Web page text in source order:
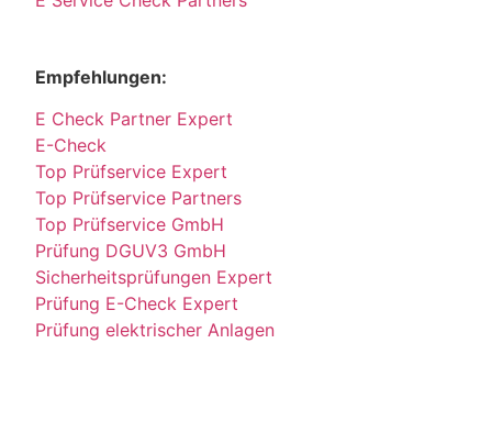
Empfehlungen:
E Check Partner Expert
E-Check
Top Prüfservice Expert
Top Prüfservice Partners
Top Prüfservice GmbH
Prüfung DGUV3 GmbH
Sicherheitsprüfungen Expert
Prüfung E-Check Expert
Prüfung elektrischer Anlagen